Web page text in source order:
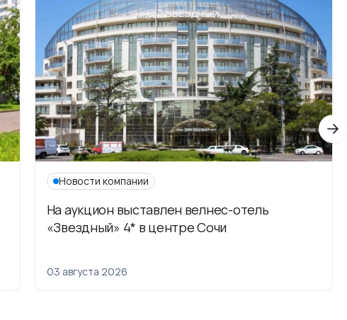
Новости компании
На аукцион выставлен велнес-отель
«Звездный» 4* в центре Сочи
03 августа 2026